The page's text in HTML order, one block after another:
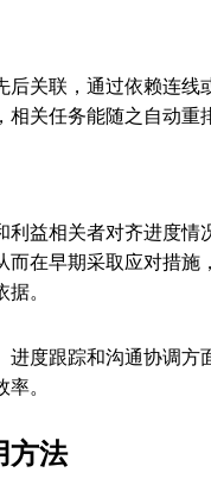
关联，通过依赖连
关任务能随之自动重
益相关者对齐进度情
在早期采取应对措
。
进度跟踪和沟通协调
。
方法